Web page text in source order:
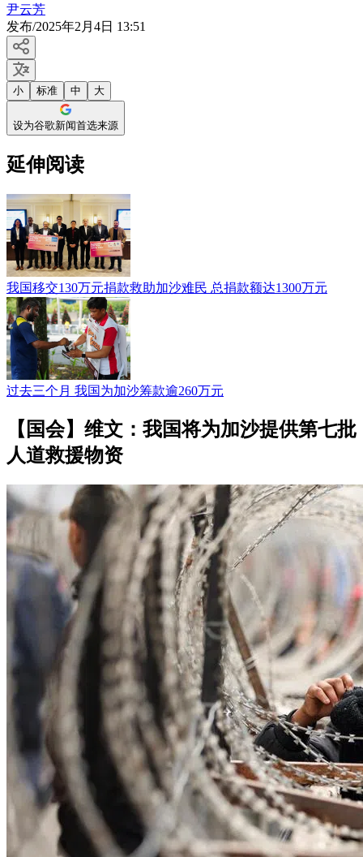
尹云芳
发布/2025年2月4日 13:51
小 标准 中 大
设为谷歌新闻首选来源
延伸阅读
我国移交130万元捐款救助加沙难民 总捐款额达1300万元
过去三个月 我国为加沙筹款逾260万元
【国会】维文：我国将为加沙提供第七批
人道救援物资